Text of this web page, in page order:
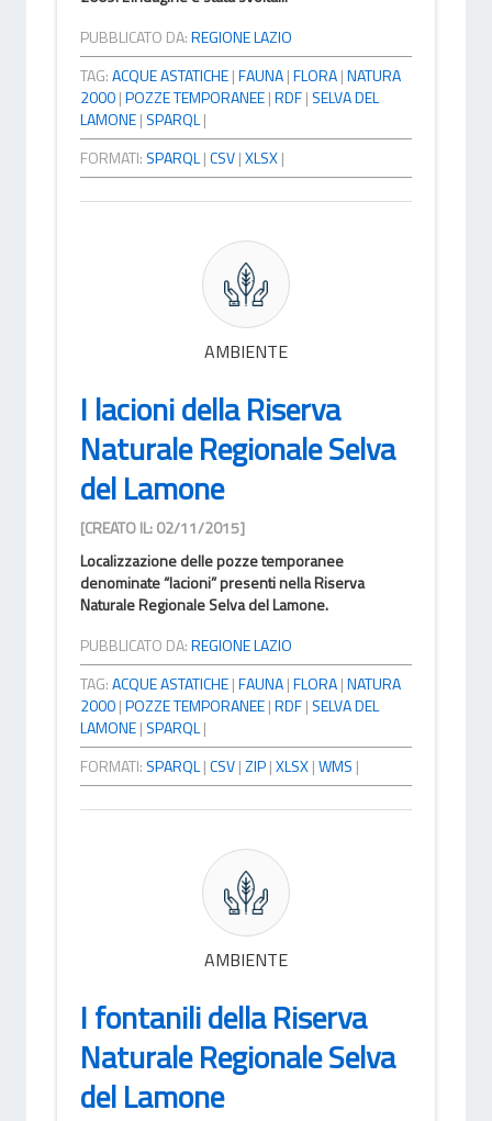
PUBBLICATO DA:REGIONE LAZIO
TAG:ACQUE ASTATICHE|FAUNA|FLORA|NATURA
2000|POZZE TEMPORANEE|RDF| SELVA DEL
LAMONE| SPARQL|
FORMATI: SPARQL|CSV|XLSX|
AMBIENTE
I lacioni della Riserva
Naturale Regionale Selva
del Lamone
[CREATO IL: 02/11/2015]
Localizzazione delle pozze temporanee
denominate “lacioni” presenti nella Riserva
Naturale Regionale Selva del Lamone.
PUBBLICATO DA:REGIONE LAZIO
TAG:ACQUE ASTATICHE|FAUNA|FLORA|NATURA
2000|POZZE TEMPORANEE|RDF| SELVA DEL
LAMONE| SPARQL|
FORMATI: SPARQL|CSV|ZIP|XLSX|WMS |
AMBIENTE
I fontanili della Riserva
Naturale Regionale Selva
del Lamone